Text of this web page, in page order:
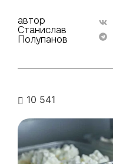
автор
Станислав
Полупанов
10 541